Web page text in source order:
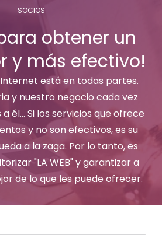
SOCIOS
obtener un
y más efectivo!
está en todas partes.
y nuestro negocio cada vez
él... Si los servicios que ofrece
y no son efectivos, es su
a la zaga. Por lo tanto, es
"LA WEB" y garantizar a
de lo que les puede ofrecer.